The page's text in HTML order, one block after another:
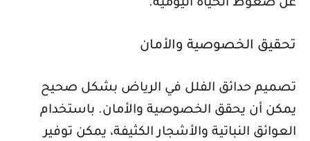
عن ضغوط الحياة اليومية.
تحقيق الخصوصية والأمان
تصميم حدائق الفلل في الرياض بشكل صحيح
يمكن أن يحقق الخصوصية والأمان. باستخدام
العوائق النباتية والأشجار الكثيفة، يمكن توفير